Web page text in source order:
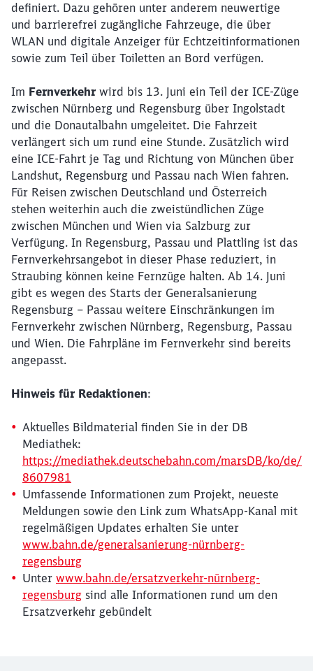
definiert. Dazu gehören unter anderem neuwertige
und barrierefrei zugängliche Fahrzeuge, die über
WLAN und digitale Anzeiger für Echtzeitinformationen
sowie zum Teil über Toiletten an Bord verfügen.
Im Fernverkehr wird bis 13. Juni ein Teil der ICE-Züge
zwischen Nürnberg und Regensburg über Ingolstadt
und die Donautalbahn umgeleitet. Die Fahrzeit
verlängert sich um rund eine Stunde. Zusätzlich wird
eine ICE-Fahrt je Tag und Richtung von München über
Landshut, Regensburg und Passau nach Wien fahren.
Für Reisen zwischen Deutschland und Österreich
stehen weiterhin auch die zweistündlichen Züge
zwischen München und Wien via Salzburg zur
Verfügung. In Regensburg, Passau und Plattling ist das
Fernverkehrsangebot in dieser Phase reduziert, in
Straubing können keine Fernzüge halten. Ab 14. Juni
gibt es wegen des Starts der Generalsanierung
Regensburg – Passau weitere Einschränkungen im
Fernverkehr zwischen Nürnberg, Regensburg, Passau
und Wien. Die Fahrpläne im Fernverkehr sind bereits
angepasst.
Hinweis für Redaktionen:
Aktuelles Bildmaterial finden Sie in der DB
Mediathek:
https://mediathek.deutschebahn.com/marsDB/ko/de/
8607981
Umfassende Informationen zum Projekt, neueste
Meldungen sowie den Link zum WhatsApp-Kanal mit
regelmäßigen Updates erhalten Sie unter
www.bahn.de/generalsanierung-nürnberg-
regensburg
Unter www.bahn.de/ersatzverkehr-nürnberg-
regensburg sind alle Informationen rund um den
Ersatzverkehr gebündelt